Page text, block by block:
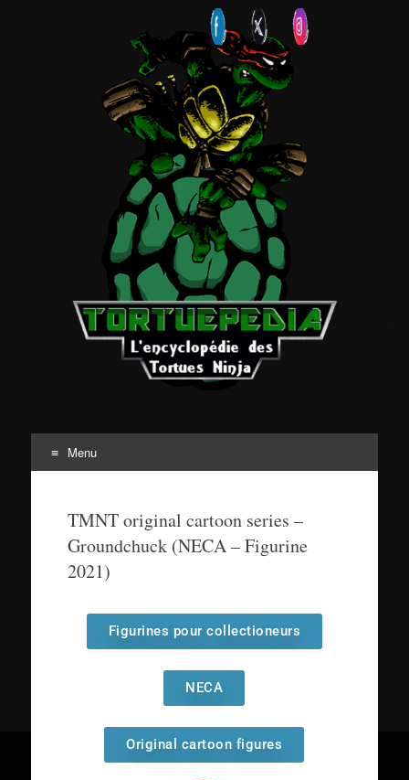
Menu
TMNT original cartoon series –
Groundchuck (NECA – Figurine
2021)
Figurines pour collectioneurs
NECA
Original cartoon figures